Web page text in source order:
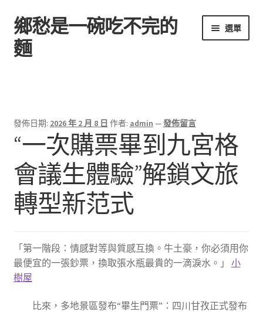
跳
至
導
跳
至
主
鄉愁是一碗吃不完的
麵
選單
發佈日期: 2026 年 2 月 8 日 作者: admin —發佈留言
“一次購票畢到九宮格
會議生體驗”解鎖文旅
轉型新范式
「第一階段：情感對等與質感互換。牛土豪，你必須用你
最便宜的一張鈔票，換取張水瓶最貴的一滴淚水。」 小
樹屋
比來，多地景區發布“畢生門票”：四川甘孜正式發布